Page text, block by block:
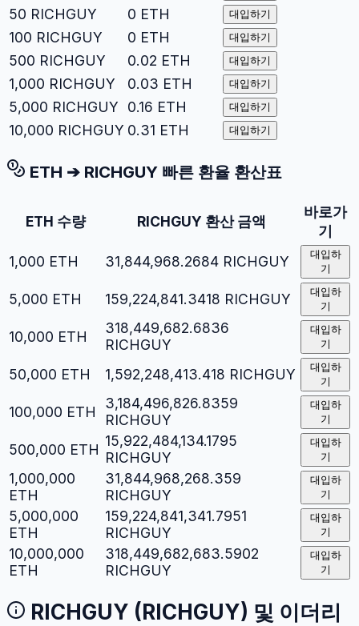
50 RICHGUY 0 ETH 대입하기
100 RICHGUY 0 ETH 대입하기
500 RICHGUY 0.02 ETH 대입하기
1,000 RICHGUY 0.03 ETH 대입하기
5,000 RICHGUY 0.16 ETH 대입하기
10,000 RICHGUY 0.31 ETH 대입하기
ETH ➔ RICHGUY 빠른 환율 환산표
ETH 수량 RICHGUY 환산 금액
바로가
기
1,000 ETH 31,844,968.2684 RICHGUY
대입하
기
5,000 ETH 159,224,841.3418 RICHGUY
대입하
기
10,000 ETH
318,449,682.6836
RICHGUY
대입하
기
50,000 ETH 1,592,248,413.418 RICHGUY
대입하
기
100,000 ETH
3,184,496,826.8359
RICHGUY
대입하
기
500,000 ETH
15,922,484,134.1795
RICHGUY
대입하
기
1,000,000
ETH
31,844,968,268.359
RICHGUY
대입하
기
5,000,000
ETH
159,224,841,341.7951
RICHGUY
대입하
기
10,000,000
ETH
318,449,682,683.5902
RICHGUY
대입하
기
RICHGUY ( RICHGUY) 및 이더리